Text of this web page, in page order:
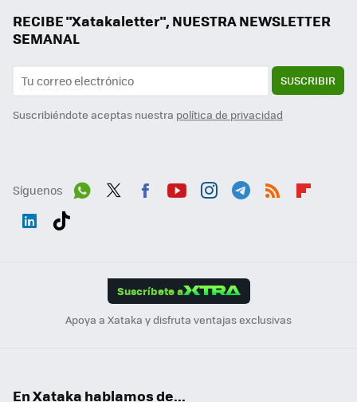
RECIBE "Xatakaletter", NUESTRA NEWSLETTER
SEMANAL
SUSCRIBIR
Suscribiéndote aceptas nuestra política de privacidad
Síguenos
Suscríbete a
Apoya a Xataka y disfruta ventajas exclusivas
En Xataka hablamos de...